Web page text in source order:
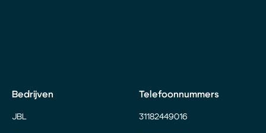
Bedrijven
JBL
Telefoonnummers
31182449016